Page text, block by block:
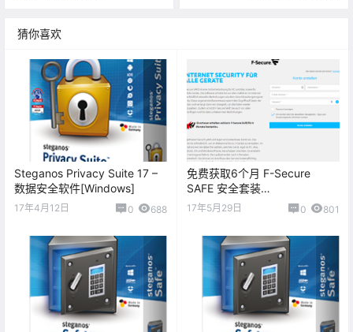
猜你喜欢
Steganos Privacy Suite 17 –
数据安全软件[Windows]
17年4月12日 0 688
免费获取6个月 F-Secure
SAFE 安全套装
[mac&PC&moblie]
17年5月29日 0 801